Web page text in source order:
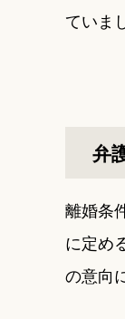
ていま
弁
離婚条
に定め
の意向